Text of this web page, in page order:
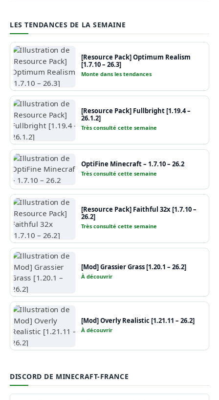
LES TENDANCES DE LA SEMAINE
[Resource Pack] Optimum Realism
[1.7.10 – 26.3]
Monte dans les tendances
[Resource Pack] Fullbright [1.19.4 –
26.1.2]
Très consulté cette semaine
OptiFine Minecraft – 1.7.10 – 26.2
Très consulté cette semaine
[Resource Pack] Faithful 32x [1.7.10 –
26.2]
Très consulté cette semaine
[Mod] Grassier Grass [1.20.1 – 26.2]
À découvrir
[Mod] Overly Realistic [1.21.11 – 26.2]
À découvrir
DISCORD DE MINECRAFT-FRANCE